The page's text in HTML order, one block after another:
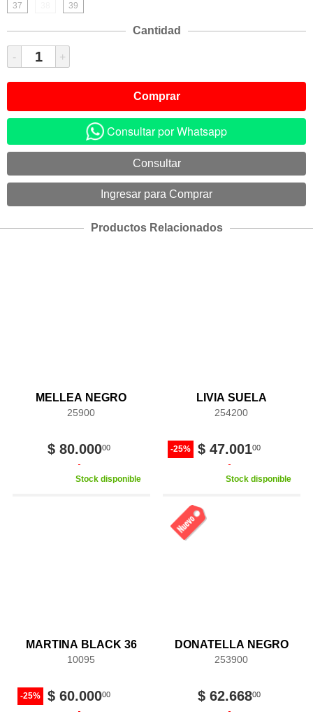
37 39
Cantidad
- +
Consultar por Whatsapp
Productos Relacionados
MELLEA NEGRO
25900
$ 80.00000
Stock disponible
LIVIA SUELA
254200
-25% $ 47.00100
Stock disponible
MARTINA BLACK 36
10095
-25% $ 60.00000
DONATELLA NEGRO
253900
$ 62.66800